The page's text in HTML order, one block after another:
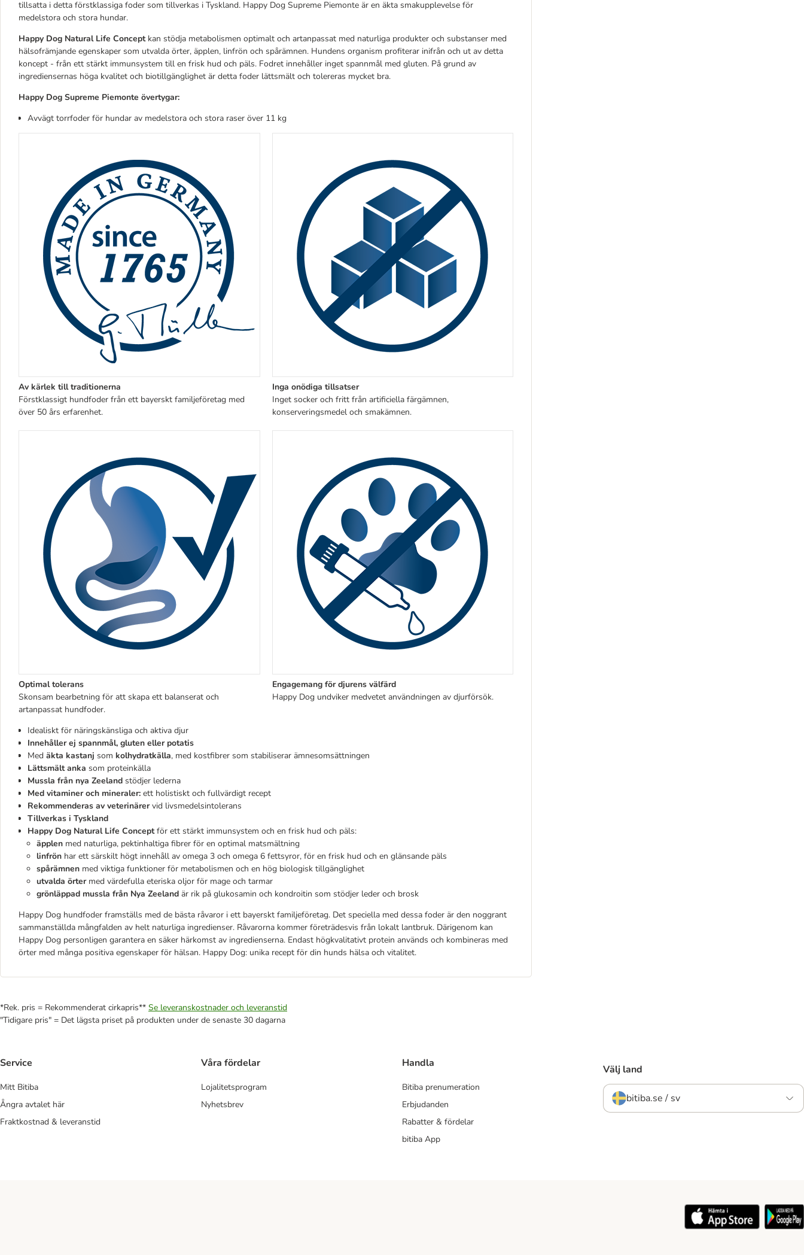
tillsatta i detta förstklassiga foder som tillverkas i Tyskland. Happy Dog Supreme Piemonte är en äkta smakupplevelse för
medelstora och stora hundar.
Happy Dog Natural Life Conceptkan stödja metabolismen optimalt och artanpassat med naturliga produkter och substanser med
hälsofrämjande egenskaper som utvalda örter, äpplen, linfrön och spårämnen. Hundens organism profiterar inifrån och ut av detta
koncept - från ett stärkt immunsystem till en frisk hud och päls. Fodret innehåller inget spannmål med gluten. På grund av
ingrediensernas höga kvalitet och biotillgänglighet är detta foder lättsmält och tolereras mycket bra.
Happy Dog Supreme Piemonte övertygar:
Avvägt torrfoder för hundar av medelstora och stora raser över 11 kg
Av kärlek till traditionerna
Förstklassigt hundfoder från ett bayerskt familjeföretag med
över 50 års erfarenhet.
Inga onödiga tillsatser
Inget socker och fritt från artificiella färgämnen,
konserveringsmedel och smakämnen.
Optimal tolerans
Skonsam bearbetning för att skapa ett balanserat och
artanpassat hundfoder.
Engagemang för djurens välfärd
Happy Dog undviker medvetet användningen av djurförsök.
Idealiskt för näringskänsliga och aktiva djur
Innehåller ej spannmål, gluten eller potatis
Med äkta kastanj som kolhydratkälla, med kostfibrer som stabiliserar ämnesomsättningen
Lättsmält anka som proteinkälla
Mussla från nya Zeeland stödjer lederna
Med vitaminer och mineraler: ett holistiskt och fullvärdigt recept
Rekommenderas av veterinärervid livsmedelsintolerans
Tillverkas i Tyskland
Happy Dog Natural Life Conceptför ett stärkt immunsystem och en frisk hud och päls:
äpplen med naturliga, pektinhaltiga fibrer för en optimal matsmältning
linfrön har ett särskilt högt innehåll av omega 3 och omega 6 fettsyror, för en frisk hud och en glänsande päls
spårämnen med viktiga funktioner för metabolismen och en hög biologisk tillgänglighet
utvalda örtermed värdefulla eteriska oljor för mage och tarmar
grönläppad mussla från Nya Zeeland är rik på glukosamin och kondroitin som stödjer leder och brosk
Happy Dog hundfoder framställs med de bästa råvaror i ett bayerskt familjeföretag. Det speciella med dessa foder är den noggrant
sammanställda mångfalden av helt naturliga ingredienser. Råvarorna kommer företrädesvis från lokalt lantbruk. Därigenom kan
Happy Dog personligen garantera en säker härkomst av ingredienserna. Endast högkvalitativt protein används och kombineras med
örter med många positiva egenskaper för hälsan. Happy Dog: unika recept för din hunds hälsa och vitalitet.
*Rek. pris = Rekommenderat cirkapris** Se leveranskostnader och leveranstid
"Tidigare pris" = Det lägsta priset på produkten under de senaste 30 dagarna
Service
Mitt Bitiba
Ångra avtalet här
Fraktkostnad & leveranstid
Våra fördelar
Lojalitetsprogram
Nyhetsbrev
Handla
Bitiba prenumeration
Erbjudanden
Rabatter & fördelar
bitiba App
Välj land
bitiba.se / sv